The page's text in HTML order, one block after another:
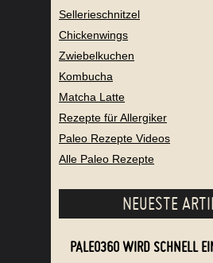
Sellerieschnitzel
Chickenwings
Zwiebelkuchen
Kombucha
Matcha Latte
Rezepte für Allergiker
Paleo Rezepte Videos
Alle Paleo Rezepte
NEUESTE
PALEO360 WIRD SCHNELL